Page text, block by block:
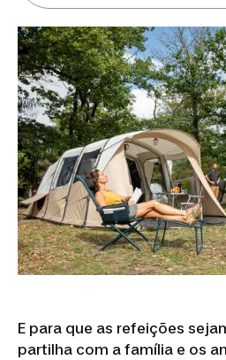
E para que as refeições
partilha com a família e os